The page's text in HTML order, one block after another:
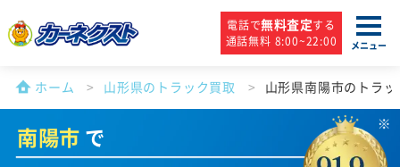
電話で無料査定する
通話無料 8:00~22:00
メニュー
ホーム 山形県のトラック買取 山形県南陽市のトラ
南陽市 で